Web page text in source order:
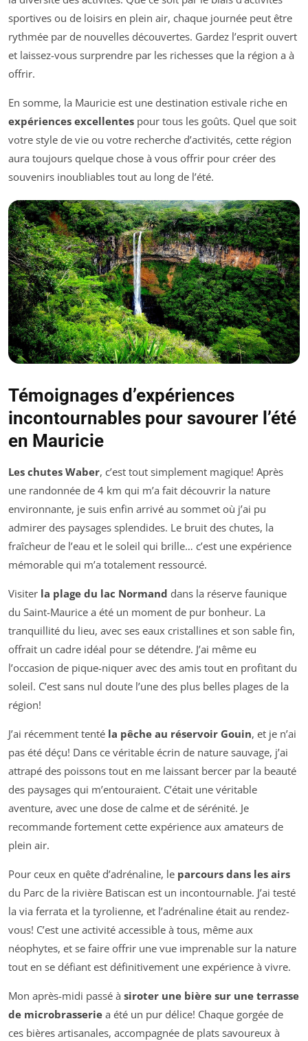
sportives ou de loisirs en plein air, chaque journée peut être
rythmée par de nouvelles découvertes. Gardez l’esprit ouvert
et laissez-vous surprendre par les richesses que la région a à
offrir.
En somme, la Mauricie est une destination estivale riche en
expériences excellentes pour tous les goûts. Quel que soit
votre style de vie ou votre recherche d’activités, cette région
aura toujours quelque chose à vous offrir pour créer des
souvenirs inoubliables tout au long de l’été.
Témoignages d’expériences
incontournables pour savourer l’été
en Mauricie
Les chutes Waber, c’est tout simplement magique! Après
une randonnée de 4 km qui m’a fait découvrir la nature
environnante, je suis enfin arrivé au sommet où j’ai pu
admirer des paysages splendides. Le bruit des chutes, la
fraîcheur de l’eau et le soleil qui brille… c’est une expérience
mémorable qui m’a totalement ressourcé.
Visiter la plage du lac Normand dans la réserve faunique
du Saint-Maurice a été un moment de pur bonheur. La
tranquillité du lieu, avec ses eaux cristallines et son sable fin,
offrait un cadre idéal pour se détendre. J’ai même eu
l’occasion de pique-niquer avec des amis tout en profitant du
soleil. C’est sans nul doute l’une des plus belles plages de la
région!
J’ai récemment tenté la pêche au réservoir Gouin, et je n’ai
pas été déçu! Dans ce véritable écrin de nature sauvage, j’ai
attrapé des poissons tout en me laissant bercer par la beauté
des paysages qui m’entouraient. C’était une véritable
aventure, avec une dose de calme et de sérénité. Je
recommande fortement cette expérience aux amateurs de
plein air.
Pour ceux en quête d’adrénaline, le parcours dans les airs
du Parc de la rivière Batiscan est un incontournable. J’ai testé
la via ferrata et la tyrolienne, et l’adrénaline était au rendez-
vous! C’est une activité accessible à tous, même aux
néophytes, et se faire offrir une vue imprenable sur la nature
tout en se défiant est définitivement une expérience à vivre.
Mon après-midi passé à siroter une bière sur une terrasse
de microbrasserie a été un pur délice! Chaque gorgée de
ces bières artisanales, accompagnée de plats savoureux à